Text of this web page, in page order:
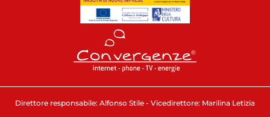
Direttore responsabile: Alfonso Stile - Vicedirettore: Marilina Letizia